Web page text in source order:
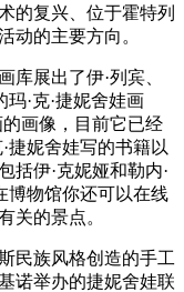
的复兴、位于霍特列
动的主要方向。
库展出了伊·列宾、
·克·捷妮舍娃画
画像，目前它已经
捷妮舍娃写的书籍以
括伊·克妮娅和勒内·
博物馆你还可以在线
关的景点。
民族风格创造的手工
诺举办的捷妮舍娃联